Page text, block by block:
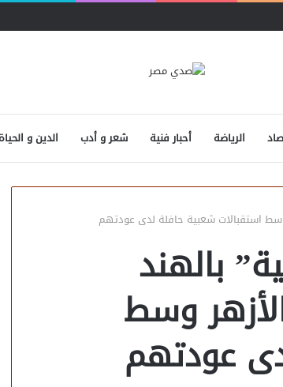
الرياضة أحبار فنية شعر و أدب الدين و الحياة
وسط استقبالات شعبية حافلة لدى عودتهم
بالهند
وسط
عودتهم